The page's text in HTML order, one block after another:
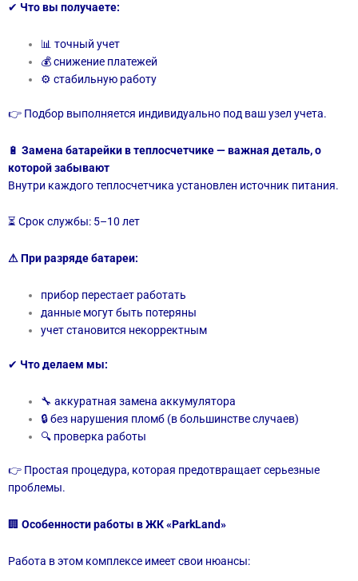
✔ Что вы получаете:
📊 точный учет
💰 снижение платежей
⚙ стабильную работу
👉 Подбор выполняется индивидуально под ваш узел учета.
🔋 Замена батарейки в теплосчетчике — важная деталь, о
которой забывают
Внутри каждого теплосчетчика установлен источник питания.
⏳ Срок службы: 5–10 лет
⚠ При разряде батареи:
прибор перестает работать
данные могут быть потеряны
учет становится некорректным
✔ Что делаем мы:
🔧 аккуратная замена аккумулятора
🔒 без нарушения пломб (в большинстве случаев)
🔍 проверка работы
👉 Простая процедура, которая предотвращает серьезные
проблемы.
🏢 Особенности работы в ЖК «ParkLand»
Работа в этом комплексе имеет свои нюансы: